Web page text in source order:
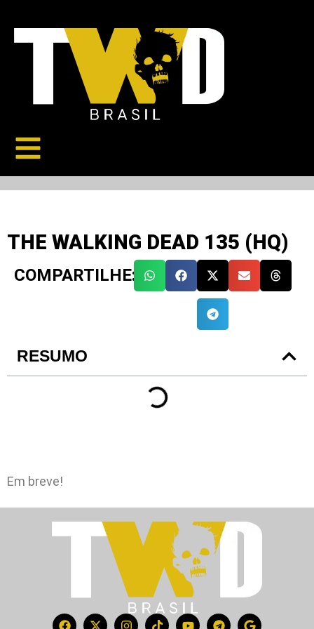
THE WALKING DEAD 135 (HQ)
COMPARTILHE:
RESUMO
Em breve!